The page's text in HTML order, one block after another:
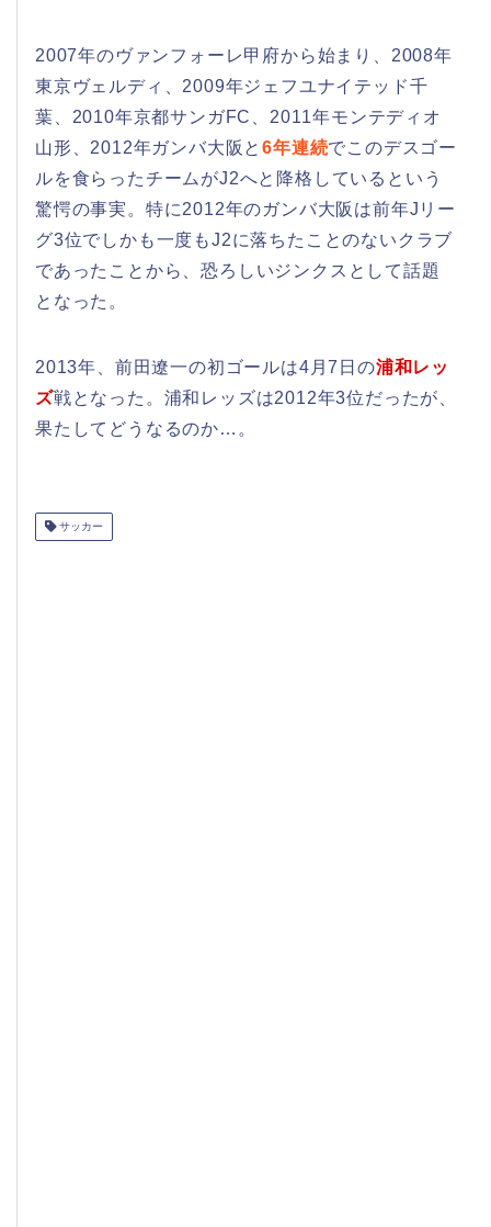
2007年のヴァンフォーレ甲府から始まり、2008年
東京ヴェルディ、2009年ジェフユナイテッド千
葉、2010年京都サンガFC、2011年モンテディオ
山形、2012年ガンバ大阪と6年連続でこのデスゴー
ルを食らったチームがJ2へと降格しているという
驚愕の事実。特に2012年のガンバ大阪は前年Jリー
グ3位でしかも一度もJ2に落ちたことのないクラブ
であったことから、恐ろしいジンクスとして話題
となった。
2013年、前田遼一の初ゴールは4月7日の浦和レッ
ズ戦となった。浦和レッズは2012年3位だったが、
果たしてどうなるのか…。
サッカー